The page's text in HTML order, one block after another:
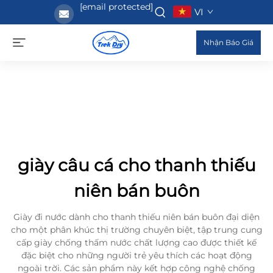
[email protected] VI
Nhận Báo Giá
giày câu cá cho thanh thiếu
niên bán buôn
Giày đi nước dành cho thanh thiếu niên bán buôn đại diện
cho một phân khúc thị trường chuyên biệt, tập trung cung
cấp giày chống thấm nước chất lượng cao được thiết kế
đặc biệt cho những người trẻ yêu thích các hoạt động
ngoài trời. Các sản phẩm này kết hợp công nghệ chống